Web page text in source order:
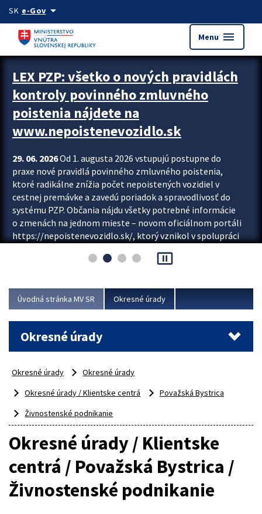
Preskocit na hlavný obsah
SK e-Govarrow_drop_down
Menu menu
Zastavit automatický posun upútavok
LEX PZP: všetko o nových pravidlách
kontroly povinného zmluvného
poistenia nájdete na
www.nepoistenevozidlo.sk
29. 06. 2026Od 1. augusta 2026 vstupujú postupne do
praxe nové pravidlá povinného zmluvného poistenia,
ktoré radikálne znížia počet nepoistených vozidiel v
cestnej premávke a zavedú poriadok a spravodlivosť do
systému PZP. Občania nájdu všetky potrebné informácie
o zmenách na jednom mieste – novom oficiálnom portáli
https://nepoistenevozidlo.sk/, ktorý vznikol v spolupráci
asociácie poisťovní (SLASPO) a Ministerstva vnútra SR.
Viac
pause_presentation
Úvodná stránka MV SR Okresné úrady
Okresné úrady
Okresné úrady
Okresné úrady
Okresné úrady / Klientske centrá
Považská Bystrica
Živnostenské podnikanie
Okresné úrady / Klientske
centrá / Považská Bystrica /
Živnostenské podnikanie